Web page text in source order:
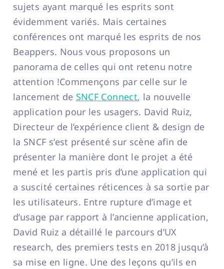
sujets ayant marqué les esprits sont
évidemment variés. Mais certaines
conférences ont marqué les esprits de nos
Beappers. Nous vous proposons un
panorama de celles qui ont retenu notre
attention !Commençons par celle sur le
lancement de SNCF Connect, la nouvelle
application pour les usagers. David Ruiz,
Directeur de l’expérience client & design de
la SNCF s’est présenté sur scène afin de
présenter la manière dont le projet a été
mené et les partis pris d’une application qui
a suscité certaines réticences à sa sortie par
les utilisateurs. Entre rupture d’image et
d’usage par rapport à l’ancienne application,
David Ruiz a détaillé le parcours d’UX
research, des premiers tests en 2018 jusqu’à
sa mise en ligne. Une des leçons qu’ils en